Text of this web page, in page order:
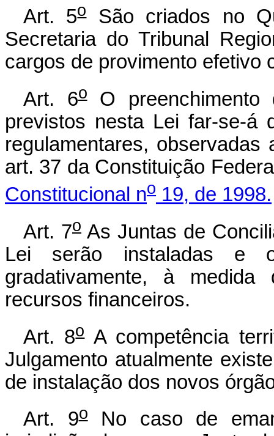
Art. 5oSão criados no
Secretaria do Tribunal
cargos de provimento efetivo
Art. 6oO preenchimento
previstos nesta Lei far-se-á
regulamentares,
art. 37 da Constituição
Constitucional no 19, de 1998.
Art. 7o As Juntas de
Lei serão instaladas e
gradativamente, à
recursos financeiros.
Art. 8oA competência
Julgamento atualmente
de instalação dos novos
Art. 9oNo caso de